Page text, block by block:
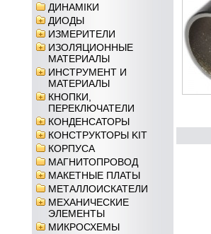
ДИНАМІКИ
ДИОДЫ
ИЗМЕРИТЕЛИ
ИЗОЛЯЦИОННЫЕ
МАТЕРИАЛЫ
ИНСТРУМЕНТ И
МАТЕРИАЛЫ
КНОПКИ,
ПЕРЕКЛЮЧАТЕЛИ
КОНДЕНСАТОРЫ
КОНСТРУКТОРЫ KIT
КОРПУСА
МАГНИТОПРОВОД
МАКЕТНЫЕ ПЛАТЫ
МЕТАЛЛОИСКАТЕЛИ
МЕХАНИЧЕСКИЕ
ЭЛЕМЕНТЫ
МИКРОСХЕМЫ